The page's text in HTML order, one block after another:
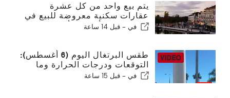
يتم بيع واحد من كل عشرة
عقارات سكنية معروضة للبيع في
البرتغال في أقل من أسبوع
في - قبل 14 ساعة
طقس البرتغال اليوم (6 أغسطس):
التوقعات ودرجات الحرارة وما
يمكن توقعه
في - قبل 15 ساعة